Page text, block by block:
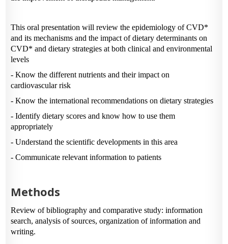
This oral presentation will review the epidemiology of CVD*
and its mechanisms and the impact of dietary determinants on
CVD* and dietary strategies at both clinical and environmental
levels
- Know the different nutrients and their impact on
cardiovascular risk
- Know the international recommendations on dietary strategies
- Identify dietary scores and know how to use them
appropriately
- Understand the scientific developments in this area
- Communicate relevant information to patients
Methods
Review of bibliography and comparative study: information
search, analysis of sources, organization of information and
writing.